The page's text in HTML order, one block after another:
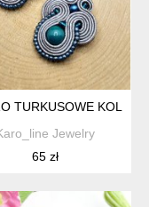
Z AGATEM W SZAREJ
TURKUSOWE
Jewelry
65 zł